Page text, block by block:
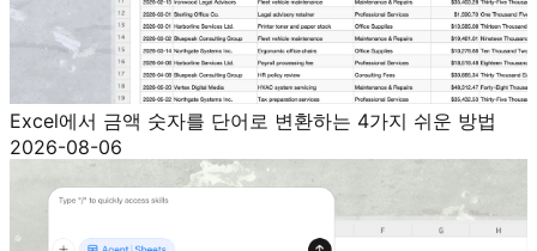
Excel에서 금액 숫자를 단어로 변환하는 4가지 쉬운 방법
2026-08-06